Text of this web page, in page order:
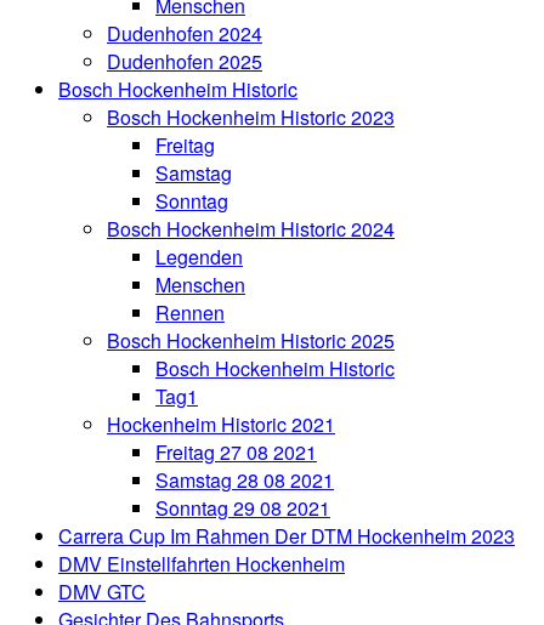
Dudenhofen 2024
Dudenhofen 2025
Bosch Hockenheim Historic
Bosch Hockenheim Historic 2023
Freitag
Samstag
Sonntag
Bosch Hockenheim Historic 2024
Legenden
Menschen
Rennen
Bosch Hockenheim Historic 2025
Bosch Hockenheim Historic
Tag1
Hockenheim Historic 2021
Freitag 27 08 2021
Samstag 28 08 2021
Sonntag 29 08 2021
Carrera Cup Im Rahmen Der DTM Hockenheim 2023
DMV Einstellfahrten Hockenheim
DMV GTC